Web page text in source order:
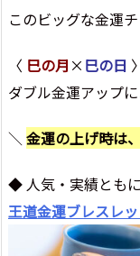
このビッグな金運
〈 巳の月 × 巳の日
ダブル金運アップ
＼ 金運の上げ時は
◆ 人気・実績とも
王道金運ブレスレ